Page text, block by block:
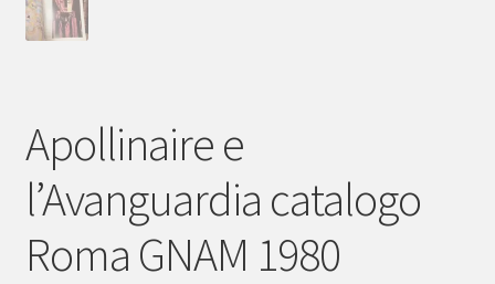
Apollinaire e
l’Avanguardia catalogo
Roma GNAM 1980